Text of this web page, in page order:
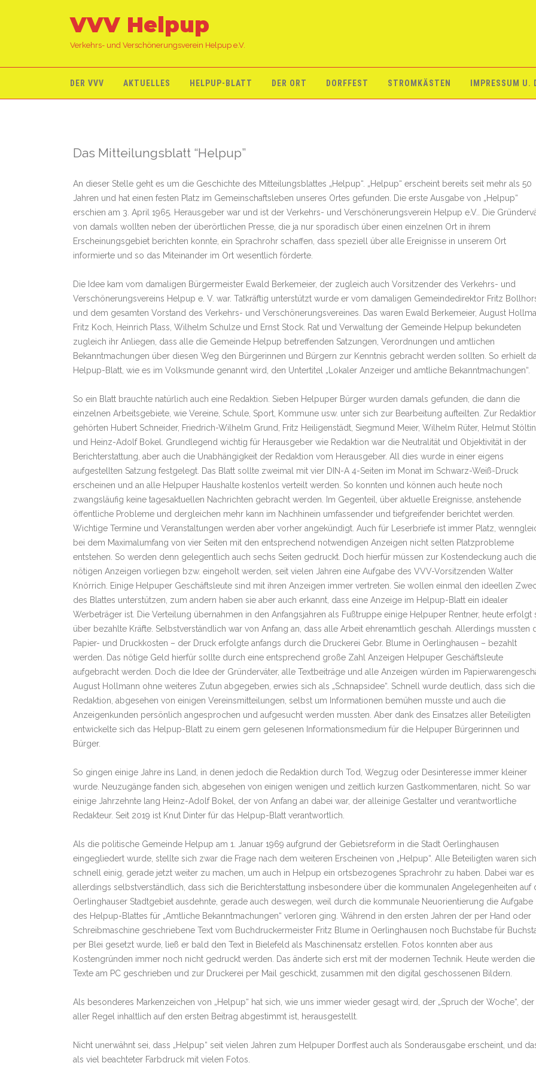
VVV Helpup
Verkehrs- und Verschönerungsverein Helpup e.V.
DER VVV AKTUELLES HELPUP-BLATT DER ORT DORFFEST STROMKÄSTEN IMPRESSUM U.
Das Mitteilungsblatt “Helpup”
An dieser Stelle geht es um die Geschichte des Mitteilungsblattes „Helpup“. „Helpup“ erscheint bereits seit mehr als 50
Jahren und hat einen festen Platz im Gemeinschaftsleben unseres Ortes gefunden. Die erste Ausgabe von „Helpup“
erschien am 3. April 1965. Herausgeber war und ist der Verkehrs- und Verschönerungsverein Helpup e.V.. Die
von damals wollten neben der überörtlichen Presse, die ja nur sporadisch über einen einzelnen Ort in ihrem
Erscheinungsgebiet berichten konnte, ein Sprachrohr schaffen, dass speziell über alle Ereignisse in unserem Ort
informierte und so das Miteinander im Ort wesentlich förderte.
Die Idee kam vom damaligen Bürgermeister Ewald Berkemeier, der zugleich auch Vorsitzender des Verkehrs- und
Verschönerungsvereins Helpup e. V. war. Tatkräftig unterstützt wurde er vom damaligen Gemeindedirektor Fritz
und dem gesamten Vorstand des Verkehrs- und Verschönerungsvereines. Das waren Ewald Berkemeier, August
Fritz Koch, Heinrich Plass, Wilhelm Schulze und Ernst Stock. Rat und Verwaltung der Gemeinde Helpup bekundeten
zugleich ihr Anliegen, dass alle die Gemeinde Helpup betreffenden Satzungen, Verordnungen und amtlichen
Bekanntmachungen über diesen Weg den Bürgerinnen und Bürgern zur Kenntnis gebracht werden sollten. So erhielt
Helpup-Blatt, wie es im Volksmunde genannt wird, den Untertitel „Lokaler Anzeiger und amtliche Bekanntmachungen“.
So ein Blatt brauchte natürlich auch eine Redaktion. Sieben Helpuper Bürger wurden damals gefunden, die dann die
einzelnen Arbeitsgebiete, wie Vereine, Schule, Sport, Kommune usw. unter sich zur Bearbeitung aufteilten. Zur
gehörten Hubert Schneider, Friedrich-Wilhelm Grund, Fritz Heiligenstädt, Siegmund Meier, Wilhelm Rüter, Helmut
und Heinz-Adolf Bokel. Grundlegend wichtig für Herausgeber wie Redaktion war die Neutralität und Objektivität in der
Berichterstattung, aber auch die Unabhängigkeit der Redaktion vom Herausgeber. All dies wurde in einer eigens
aufgestellten Satzung festgelegt. Das Blatt sollte zweimal mit vier DIN-A 4-Seiten im Monat im Schwarz-Weiß-Druck
erscheinen und an alle Helpuper Haushalte kostenlos verteilt werden. So konnten und können auch heute noch
zwangsläufig keine tagesaktuellen Nachrichten gebracht werden. Im Gegenteil, über aktuelle Ereignisse, anstehende
öffentliche Probleme und dergleichen mehr kann im Nachhinein umfassender und tiefgreifender berichtet werden.
Wichtige Termine und Veranstaltungen werden aber vorher angekündigt. Auch für Leserbriefe ist immer Platz,
bei dem Maximalumfang von vier Seiten mit den entsprechend notwendigen Anzeigen nicht selten Platzprobleme
entstehen. So werden denn gelegentlich auch sechs Seiten gedruckt. Doch hierfür müssen zur Kostendeckung auch
nötigen Anzeigen vorliegen bzw. eingeholt werden, seit vielen Jahren eine Aufgabe des VVV-Vorsitzenden Walter
Knörrich. Einige Helpuper Geschäftsleute sind mit ihren Anzeigen immer vertreten. Sie wollen einmal den ideellen
des Blattes unterstützen, zum andern haben sie aber auch erkannt, dass eine Anzeige im Helpup-Blatt ein idealer
Werbeträger ist. Die Verteilung übernahmen in den Anfangsjahren als Fußtruppe einige Helpuper Rentner, heute erfolgt
über bezahlte Kräfte. Selbstverständlich war von Anfang an, dass alle Arbeit ehrenamtlich geschah. Allerdings mussten
Papier- und Druckkosten – der Druck erfolgte anfangs durch die Druckerei Gebr. Blume in Oerlinghausen – bezahlt
werden. Das nötige Geld hierfür sollte durch eine entsprechend große Zahl Anzeigen Helpuper Geschäftsleute
aufgebracht werden. Doch die Idee der Gründerväter, alle Textbeiträge und alle Anzeigen würden im
August Hollmann ohne weiteres Zutun abgegeben, erwies sich als „Schnapsidee“. Schnell wurde deutlich, dass sich die
Redaktion, abgesehen von einigen Vereinsmitteilungen, selbst um Informationen bemühen musste und auch die
Anzeigenkunden persönlich angesprochen und aufgesucht werden mussten. Aber dank des Einsatzes aller Beteiligten
entwickelte sich das Helpup-Blatt zu einem gern gelesenen Informationsmedium für die Helpuper Bürgerinnen und
Bürger.
So gingen einige Jahre ins Land, in denen jedoch die Redaktion durch Tod, Wegzug oder Desinteresse immer kleiner
wurde. Neuzugänge fanden sich, abgesehen von einigen wenigen und zeitlich kurzen Gastkommentaren, nicht. So war
einige Jahrzehnte lang Heinz-Adolf Bokel, der von Anfang an dabei war, der alleinige Gestalter und verantwortliche
Redakteur. Seit 2019 ist Knut Dinter für das Helpup-Blatt verantwortlich.
Als die politische Gemeinde Helpup am 1. Januar 1969 aufgrund der Gebietsreform in die Stadt Oerlinghausen
eingegliedert wurde, stellte sich zwar die Frage nach dem weiteren Erscheinen von „Helpup“. Alle Beteiligten waren sich
schnell einig, gerade jetzt weiter zu machen, um auch in Helpup ein ortsbezogenes Sprachrohr zu haben. Dabei war es
allerdings selbstverständlich, dass sich die Berichterstattung insbesondere über die kommunalen Angelegenheiten auf
Oerlinghauser Stadtgebiet ausdehnte, gerade auch deswegen, weil durch die kommunale Neuorientierung die Aufgabe
des Helpup-Blattes für „Amtliche Bekanntmachungen“ verloren ging. Während in den ersten Jahren der per Hand oder
Schreibmaschine geschriebene Text vom Buchdruckermeister Fritz Blume in Oerlinghausen noch Buchstabe für
per Blei gesetzt wurde, ließ er bald den Text in Bielefeld als Maschinensatz erstellen. Fotos konnten aber aus
Kostengründen immer noch nicht gedruckt werden. Das änderte sich erst mit der modernen Technik. Heute werden die
Texte am PC geschrieben und zur Druckerei per Mail geschickt, zusammen mit den digital geschossenen Bildern.
Als besonderes Markenzeichen von „Helpup“ hat sich, wie uns immer wieder gesagt wird, der „Spruch der Woche“, der
aller Regel inhaltlich auf den ersten Beitrag abgestimmt ist, herausgestellt.
Nicht unerwähnt sei, dass „Helpup“ seit vielen Jahren zum Helpuper Dorffest auch als Sonderausgabe erscheint, und
als viel beachteter Farbdruck mit vielen Fotos.